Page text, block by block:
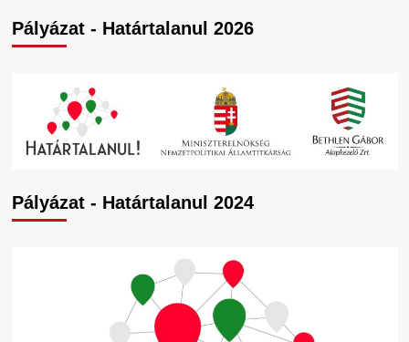
Pályázat - Határtalanul 2026
Pályázat - Határtalanul 2024